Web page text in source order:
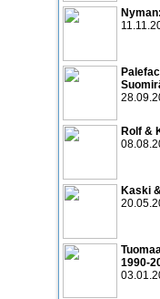
Rolf &
Kaski
1990­-